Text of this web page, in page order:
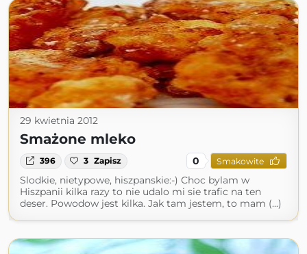
29 kwietnia 2012
Smażone mleko
396 3 Zapisz 0 Smakowite
Slodkie, nietypowe, hiszpanskie:-) Choc bylam w
Hiszpanii kilka razy to nie udalo mi sie trafic na ten
deser. Powodow jest kilka. Jak tam jestem, to mam (...)